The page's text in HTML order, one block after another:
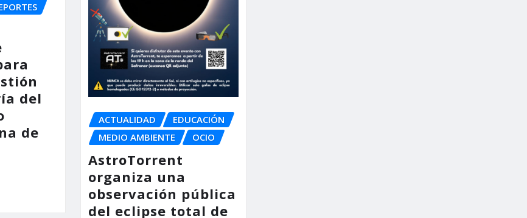
del
de
ACTUALIDAD
EDUCACIÓN
MEDIO AMBIENTE
OCIO
AstroTorrent
organiza una
observación pública
del eclipse total de